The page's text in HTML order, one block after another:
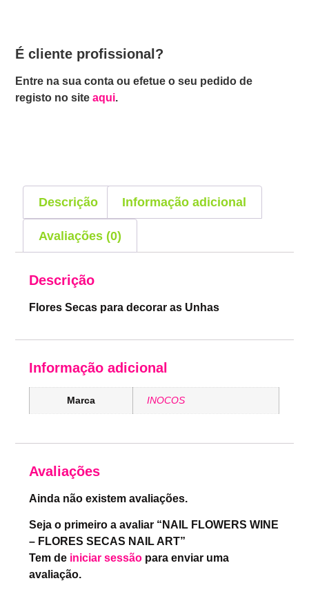
É cliente profissional?
Entre na sua conta ou efetue o seu pedido de
registo no siteaqui.
Descrição Informação adicional
Avaliações (0)
Descrição
Flores Secas para decorar as Unhas
Informação adicional
Marca INOCOS
Avaliações
Ainda não existem avaliações.
Seja o primeiro a avaliar “NAIL FLOWERS WINE
– FLORES SECAS NAIL ART”
Tem de iniciar sessão para enviar uma
avaliação.